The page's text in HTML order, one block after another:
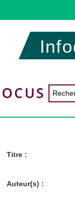
Titre :
Auteur(s) :